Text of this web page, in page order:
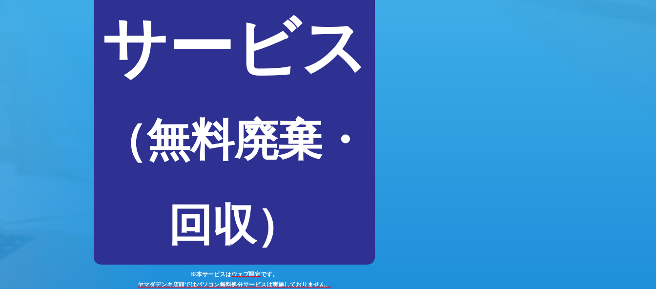
サービス
（無料廃棄・
回収）
※本サービスはウェブ限定です。
ヤマダデンキ店頭ではパソコン無料処分サービスは実施しておりません。